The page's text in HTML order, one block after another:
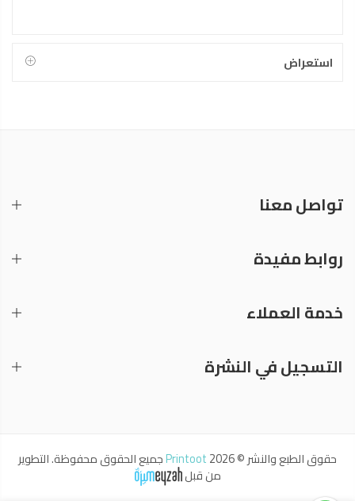
استعراض
تواصل معنا
روابط مفيدة
خدمة العملاء
التسجيل في النشرة
حقوق الطبع والنشر © 2026 Printootجميع الحقوق محفوظة. التطوير
من قبل